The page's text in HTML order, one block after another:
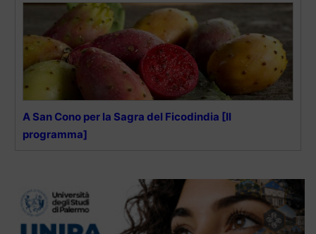
A San Cono per la Sagra del Ficodindia [Il
programma]